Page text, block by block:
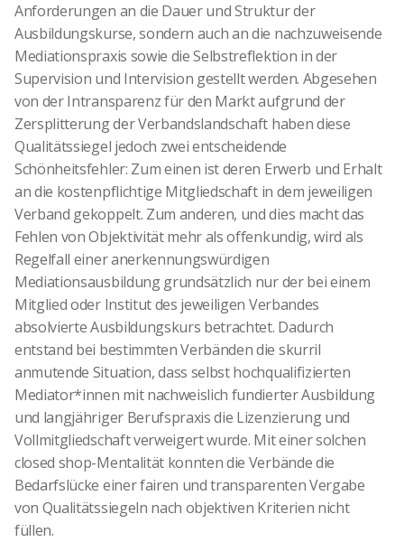
Anforderungen an die Dauer und Struktur der
Ausbildungskurse, sondern auch an die nachzuweisende
Mediationspraxis sowie die Selbstreflektion in der
Supervision und Intervision gestellt werden. Abgesehen
von der Intransparenz für den Markt aufgrund der
Zersplitterung der Verbandslandschaft haben diese
Qualitätssiegel jedoch zwei entscheidende
Schönheitsfehler: Zum einen ist deren Erwerb und Erhalt
an die kostenpflichtige Mitgliedschaft in dem jeweiligen
Verband gekoppelt. Zum anderen, und dies macht das
Fehlen von Objektivität mehr als offenkundig, wird als
Regelfall einer anerkennungswürdigen
Mediationsausbildung grundsätzlich nur der bei einem
Mitglied oder Institut des jeweiligen Verbandes
absolvierte Ausbildungskurs betrachtet. Dadurch
entstand bei bestimmten Verbänden die skurril
anmutende Situation, dass selbst hochqualifizierten
Mediator*innen mit nachweislich fundierter Ausbildung
und langjähriger Berufspraxis die Lizenzierung und
Vollmitgliedschaft verweigert wurde. Mit einer solchen
closed shop-Mentalität konnten die Verbände die
Bedarfslücke einer fairen und transparenten Vergabe
von Qualitätssiegeln nach objektiven Kriterien nicht
füllen.